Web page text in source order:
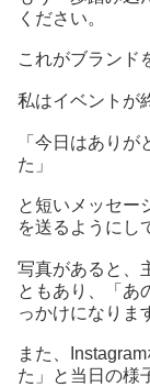
ください。
これがブランド
私はイベントが
「今日はあり
た」
と短いメッセー
を送るようにし
写真があると、
ともあり、「あ
っかけになりま
また、
た」と当日の様